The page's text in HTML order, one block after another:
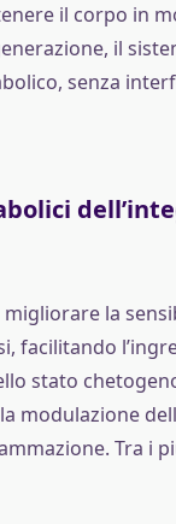
il corpo in
il
senza
la
facilitando
stato
modulazione
Tra i